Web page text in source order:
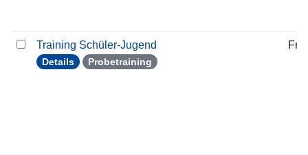
Training Schüler-Jugend
Details Probetraining